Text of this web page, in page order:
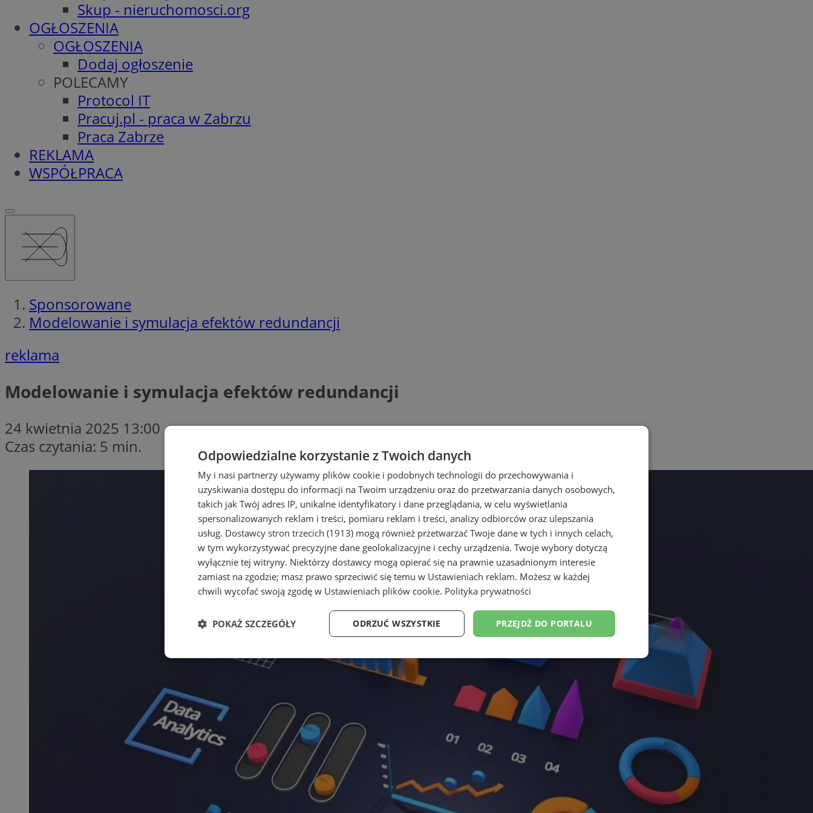
Skup - nieruchomosci.org
OGŁOSZENIA
OGŁOSZENIA
Dodaj ogłoszenie
POLECAMY
Protocol IT
Pracuj.pl - praca w Zabrzu
Praca Zabrze
REKLAMA
WSPÓŁPRACA
Sponsorowane
Modelowanie i symulacja efektów redundancji
reklama
Modelowanie i symulacja efektów redundancji
24 kwietnia 2025 13:00
Czas czytania: 5 min.
Odpowiedzialne korzystanie z Twoich danych
My i nasi partnerzy używamy plików cookie i podobnych technologii do przechowywania i
uzyskiwania dostępu do informacji na Twoim urządzeniu oraz do przetwarzania danych osobowych,
takich jak Twój adres IP, unikalne identyfikatory i dane przeglądania, w celu wyświetlania
spersonalizowanych reklam i treści, pomiaru reklam i treści, analizy odbiorców oraz ulepszania
usług. Dostawcy stron trzecich (1913) mogą również przetwarzać Twoje dane w tych i innych celach,
w tym wykorzystywać precyzyjne dane geolokalizacyjne i cechy urządzenia. Twoje wybory dotyczą
wyłącznie tej witryny. Niektórzy dostawcy mogą opierać się na prawnie uzasadnionym interesie
zamiast na zgodzie; masz prawo sprzeciwić się temu w Ustawieniach reklam. Możesz w każdej
chwili wycofać swoją zgodę w Ustawieniach plików cookie. Polityka prywatności
PRZEJDŹ DO PORTALU
ODRZUĆ WSZYSTKIE
POKAŻ SZCZEGÓŁY
Niezbędne Wydajność Targetowanie Funkcjonalność Niesklasyfikowane
Niezbędne Wydajność Targetowanie Funkcjonalność Niesklasyfikowane
Niezbędne pliki cookie umożliwiają korzystanie z podstawowych funkcji strony internetowej, takich jak logowanie użytkownika i
zarządzanie kontem. Bez niezbędnych plików cookie nie można prawidłowo korzystać ze strony internetowej.
Provider
Okres
przechowywania